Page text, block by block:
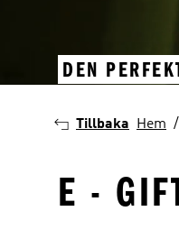
DEN
Tillbaka Hem
E -